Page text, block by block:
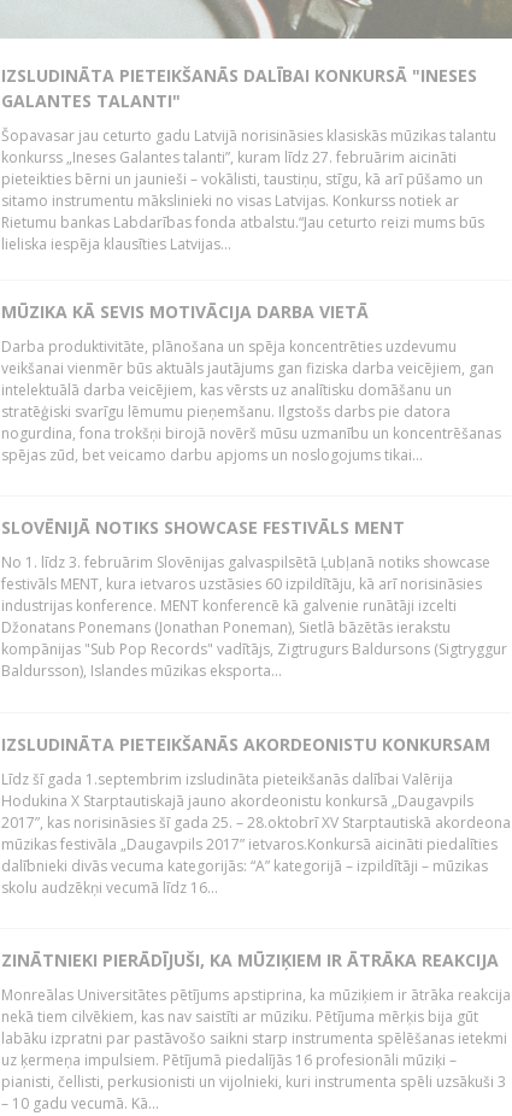
IZSLUDINĀTA PIETEIKŠANĀS DALĪBAI KONKURSĀ "INESES
GALANTES TALANTI"
Šopavasar jau ceturto gadu Latvijā norisināsies klasiskās mūzikas talantu
konkurss „Ineses Galantes talanti”, kuram līdz 27. februārim aicināti
pieteikties bērni un jaunieši – vokālisti, taustiņu, stīgu, kā arī pūšamo un
sitamo instrumentu mākslinieki no visas Latvijas. Konkurss notiek ar
Rietumu bankas Labdarības fonda atbalstu.“Jau ceturto reizi mums būs
lieliska iespēja klausīties Latvijas...
MŪZIKA KĀ SEVIS MOTIVĀCIJA DARBA VIETĀ
Darba produktivitāte, plānošana un spēja koncentrēties uzdevumu
veikšanai vienmēr būs aktuāls jautājums gan fiziska darba veicējiem, gan
intelektuālā darba veicējiem, kas vērsts uz analītisku domāšanu un
stratēģiski svarīgu lēmumu pieņemšanu. Ilgstošs darbs pie datora
nogurdina, fona trokšņi birojā novērš mūsu uzmanību un koncentrēšanas
spējas zūd, bet veicamo darbu apjoms un noslogojums tikai...
SLOVĒNIJĀ NOTIKS SHOWCASE FESTIVĀLS MENT
No 1. līdz 3. februārim Slovēnijas galvaspilsētā Ļubļanā notiks showcase
festivāls MENT, kura ietvaros uzstāsies 60 izpildītāju, kā arī norisināsies
industrijas konference. MENT konferencē kā galvenie runātāji izcelti
Džonatans Ponemans (Jonathan Poneman), Sietlā bāzētās ierakstu
kompānijas "Sub Pop Records" vadītājs, Zigtrugurs Baldursons (Sigtryggur
Baldursson), Islandes mūzikas eksporta...
IZSLUDINĀTA PIETEIKŠANĀS AKORDEONISTU KONKURSAM
Līdz šī gada 1.septembrim izsludināta pieteikšanās dalībai Valērija
Hodukina X Starptautiskajā jauno akordeonistu konkursā „Daugavpils
2017”, kas norisināsies šī gada 25. – 28.oktobrī XV Starptautiskā akordeona
mūzikas festivāla „Daugavpils 2017” ietvaros.Konkursā aicināti piedalīties
dalībnieki divās vecuma kategorijās: “A” kategorijā – izpildītāji – mūzikas
skolu audzēkņi vecumā līdz 16...
ZINĀTNIEKI PIERĀDĪJUŠI, KA MŪZIĶIEM IR ĀTRĀKA REAKCIJA
Monreālas Universitātes pētījums apstiprina, ka mūziķiem ir ātrāka reakcija
nekā tiem cilvēkiem, kas nav saistīti ar mūziku. Pētījuma mērķis bija gūt
labāku izpratni par pastāvošo saikni starp instrumenta spēlēšanas ietekmi
uz ķermeņa impulsiem. Pētījumā piedalījās 16 profesionāli mūziķi –
pianisti, čellisti, perkusionisti un vijolnieki, kuri instrumenta spēli uzsākuši 3
– 10 gadu vecumā. Kā...